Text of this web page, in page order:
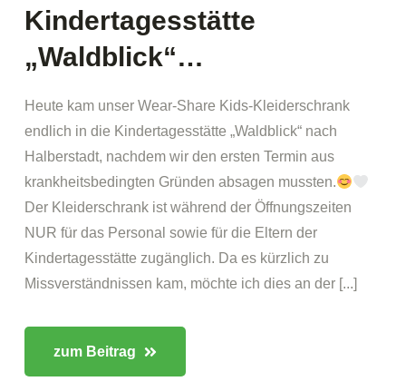
Kindertagesstätte
„Waldblick“…
Heute kam unser Wear-Share Kids-Kleiderschrank
endlich in die Kindertagesstätte „Waldblick“ nach
Halberstadt, nachdem wir den ersten Termin aus
krankheitsbedingten Gründen absagen mussten.
Der Kleiderschrank ist während der Öffnungszeiten
NUR für das Personal sowie für die Eltern der
Kindertagesstätte zugänglich. Da es kürzlich zu
Missverständnissen kam, möchte ich dies an der [...]
zum Beitrag